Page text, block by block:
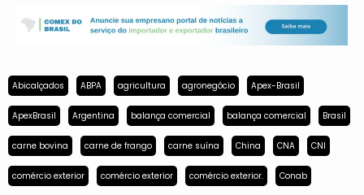
Abicalçados ABPA agricultura agronegócio Apex-Brasil
ApexBrasil Argentina balança comercial balança comercial Brasil
carne bovina carne de frango carne suína China CNA CNI
comércio exterior comércio exterior comércio exterior. Conab